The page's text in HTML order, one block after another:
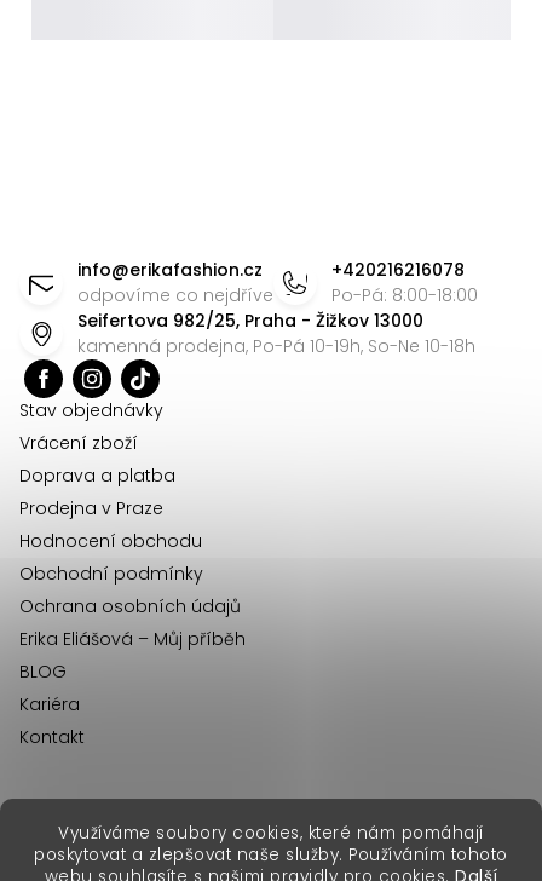
Využíváme soubory cookies, které nám pomáhají
poskytovat a zlepšovat naše služby. Používáním tohoto
info@erikafashion.cz
odpovíme co nejdříve
+420216216078
Po-Pá: 8:00-18:00
Seifertova 982/25, Praha - Žižkov 13000
kamenná prodejna, Po-Pá 10-19h, So-Ne 10-18h
Stav objednávky
Vrácení zboží
Doprava a platba
Prodejna v Praze
Hodnocení obchodu
Obchodní podmínky
Ochrana osobních údajů
Erika Eliášová – Můj příběh
BLOG
Kariéra
Kontakt
Copyright 2026Erika Fashion. Všechna práva vyhrazena.
erikafashion.sk